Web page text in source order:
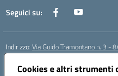
Cookies e altri strumenti
Seguici su:
Indirizzo:Via Guido Tramontano n. 3 -
Centralino:
Posta elettronica certificata (PEC):